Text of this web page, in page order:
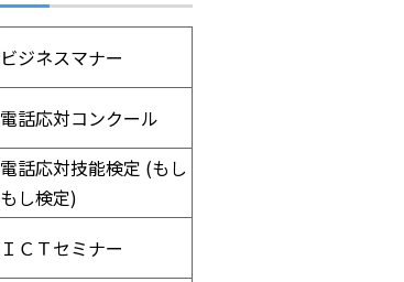
ビジネスマナー
電話応対コンクール
電話応対技能検定 (もし
もし検定)
ＩＣＴセミナー